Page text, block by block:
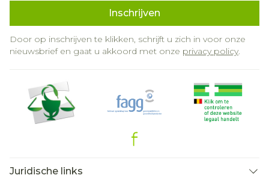
Inschrijven
Door op inschrijven te klikken, schrijft u zich in voor onze
nieuwsbrief en gaat u akkoord met onze privacy policy.
Juridische links